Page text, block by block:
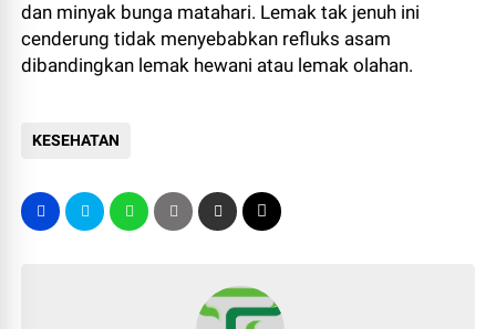
dan minyak bunga matahari. Lemak tak jenuh ini
cenderung tidak menyebabkan refluks asam
dibandingkan lemak hewani atau lemak olahan.
KESEHATAN